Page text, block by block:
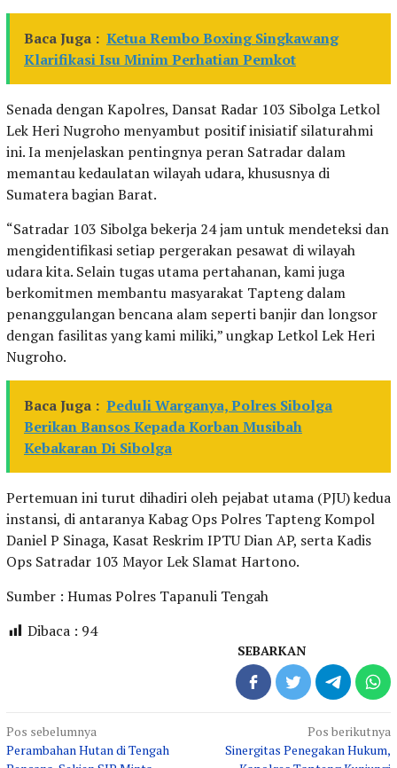
Baca Juga : Ketua Rembo Boxing Singkawang
Klarifikasi Isu Minim Perhatian Pemkot
Senada dengan Kapolres, Dansat Radar 103 Sibolga Letkol
Lek Heri Nugroho menyambut positif inisiatif silaturahmi
ini. Ia menjelaskan pentingnya peran Satradar dalam
memantau kedaulatan wilayah udara, khususnya di
Sumatera bagian Barat.
“Satradar 103 Sibolga bekerja 24 jam untuk mendeteksi dan
mengidentifikasi setiap pergerakan pesawat di wilayah
udara kita. Selain tugas utama pertahanan, kami juga
berkomitmen membantu masyarakat Tapteng dalam
penanggulangan bencana alam seperti banjir dan longsor
dengan fasilitas yang kami miliki,” ungkap Letkol Lek Heri
Nugroho.
Baca Juga : Peduli Warganya, Polres Sibolga
Berikan Bansos Kepada Korban Musibah
Kebakaran Di Sibolga
Pertemuan ini turut dihadiri oleh pejabat utama (PJU) kedua
instansi, di antaranya Kabag Ops Polres Tapteng Kompol
Daniel P Sinaga, Kasat Reskrim IPTU Dian AP, serta Kadis
Ops Satradar 103 Mayor Lek Slamat Hartono.
Sumber : Humas Polres Tapanuli Tengah
Dibaca : 94
SEBARKAN
Navigasi
pos
Pos sebelumnya
Perambahan Hutan di Tengah
Pos berikutnya
Sinergitas Penegakan Hukum,